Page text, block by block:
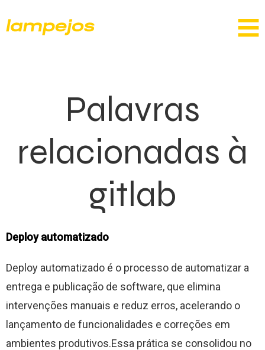
Palavras
relacionadas à
gitlab
Deploy automatizado
Deploy automatizado é o processo de automatizar a
entrega e publicação de software, que elimina
intervenções manuais e reduz erros, acelerando o
lançamento de funcionalidades e correções em
ambientes produtivos.Essa prática se consolidou no